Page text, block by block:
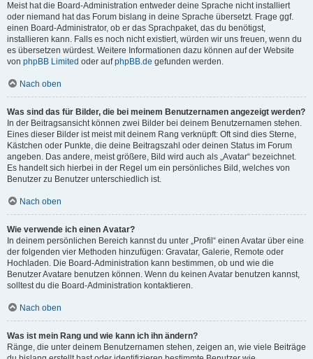
Meist hat die Board-Administration entweder deine Sprache nicht installiert
oder niemand hat das Forum bislang in deine Sprache übersetzt. Frage ggf.
einen Board-Administrator, ob er das Sprachpaket, das du benötigst,
installieren kann. Falls es noch nicht existiert, würden wir uns freuen, wenn du
es übersetzen würdest. Weitere Informationen dazu können auf der Website
von phpBB Limited oder aufphpBB.de gefunden werden.
Nach oben
Was sind das für Bilder, die bei meinem Benutzernamen angezeigt werden?
In der Beitragsansicht können zwei Bilder bei deinem Benutzernamen stehen.
Eines dieser Bilder ist meist mit deinem Rang verknüpft: Oft sind dies Sterne,
Kästchen oder Punkte, die deine Beitragszahl oder deinen Status im Forum
angeben. Das andere, meist größere, Bild wird auch als „Avatar“ bezeichnet.
Es handelt sich hierbei in der Regel um ein persönliches Bild, welches von
Benutzer zu Benutzer unterschiedlich ist.
Nach oben
Wie verwende ich einen Avatar?
In deinem persönlichen Bereich kannst du unter „Profil“ einen Avatar über eine
der folgenden vier Methoden hinzufügen: Gravatar, Galerie, Remote oder
Hochladen. Die Board-Administration kann bestimmen, ob und wie die
Benutzer Avatare benutzen können. Wenn du keinen Avatar benutzen kannst,
solltest du die Board-Administration kontaktieren.
Nach oben
Was ist mein Rang und wie kann ich ihn ändern?
Ränge, die unter deinem Benutzernamen stehen, zeigen an, wie viele Beiträge